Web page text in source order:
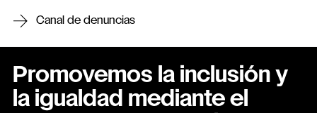
Canal de denuncias
Promovemos la inclusión y
la igualdad mediante el